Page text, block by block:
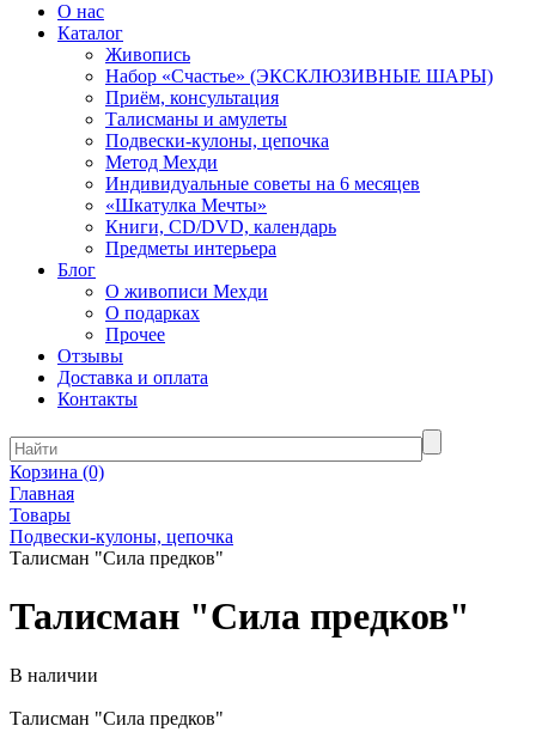
О нас
Каталог
Живопись
Набор «Счастье» (ЭКСКЛЮЗИВНЫЕ ШАРЫ)
Приём, консультация
Талисманы и амулеты
Подвески-кулоны, цепочка
Метод Мехди
Индивидуальные советы на 6 месяцев
«Шкатулка Мечты»
Книги, CD/DVD, календарь
Предметы интерьера
Блог
О живописи Мехди
О подарках
Прочее
Отзывы
Доставка и оплата
Контакты
Корзина (0)
Главная
Товары
Подвески-кулоны, цепочка
Талисман "Сила предков"
Талисман "Сила предков"
В наличии
Талисман "Сила предков"